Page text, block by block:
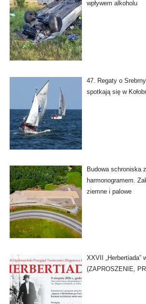
wpływem alkoholu
47. Regaty o
spotkają się w
Budowa schroniska
harmonogramem.
ziemne i palowe
XXVII „Herbertiada”
(ZAPROSZENIE,